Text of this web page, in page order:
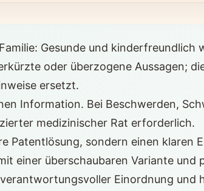
Gesunde und
oder überzogene Aussagen;
ersetzt.
Information. Bei Beschwerden,
medizinischer Rat erforderlich.
Patentlösung, sondern einen klaren
einer überschaubaren Variante
Einordnung